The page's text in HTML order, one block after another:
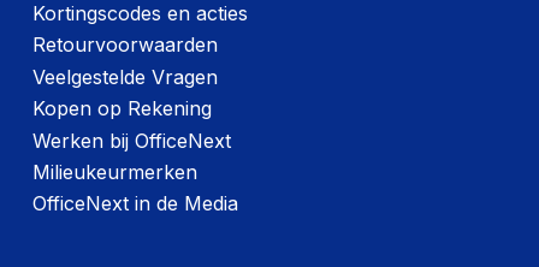
Kortingscodes en acties
Retourvoorwaarden
Veelgestelde Vragen
Kopen op Rekening
Werken bij OfficeNext
Milieukeurmerken
OfficeNext in de Media